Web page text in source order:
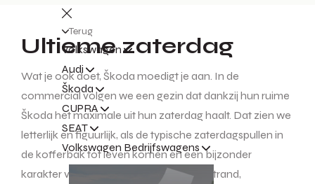
Terug
Volkswagen
Audi
Škoda
CUPRA
SEAT
Volkswagen Bedrijfswagens
Ultieme zaterdag
Wat je ook doet, Škoda moedigt je aan. In de
commercial volgen we een gezin dat dankzij hun ruime
Škoda het maximale uit hun zaterdag haalt. Dat zien we
letterlijk en figuurlijk, als de typische zaterdagspullen in
de kofferbak tot leven komen en een bijzonder
karakter vormen. Hardlopen langs het strand,